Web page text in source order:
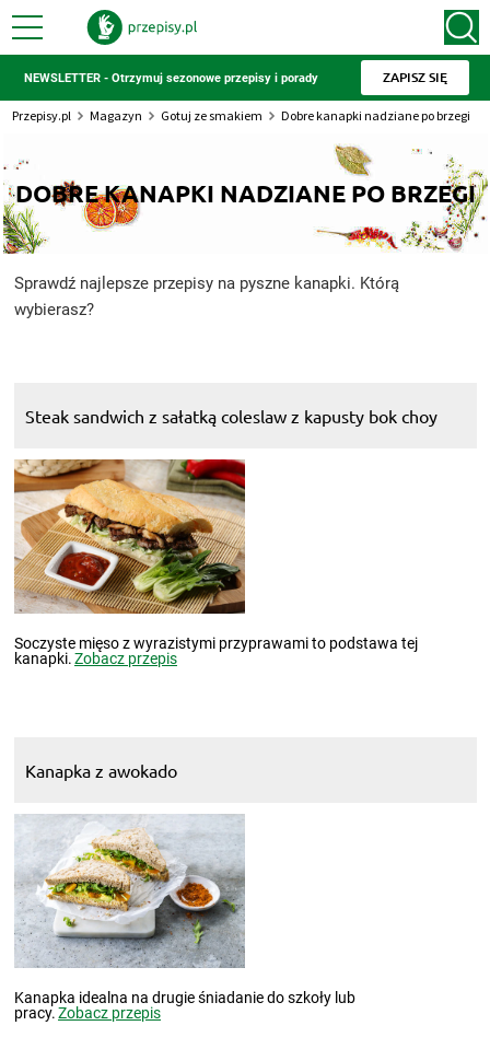
NEWSLETTER - Otrzymuj sezonowe przepisy i porady ZAPISZ SIĘ
Przepisy.pl Magazyn Gotuj ze smakiem Dobre kanapki nadziane po brzegi
DOBRE KANAPKI NADZIANE PO BRZEGI
Sprawdź najlepsze przepisy na pyszne kanapki. Którą
wybierasz?
Steak sandwich z sałatką coleslaw z kapusty bok choy
Soczyste mięso z wyrazistymi przyprawami to podstawa tej
kanapki.Zobacz przepis
Kanapka z awokado
Kanapka idealna na drugie śniadanie do szkoły lub
pracy.Zobacz przepis